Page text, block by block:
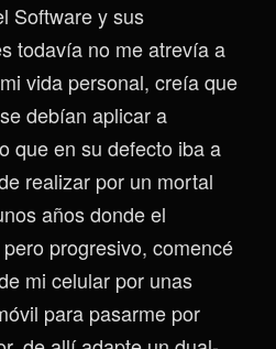
Software y sus
todavía no me atrevía a
vida personal, creía que
debían aplicar a
que en su defecto iba a
realizar por un mortal
años donde el
progresivo, comencé
mi celular por unas
para pasarme por